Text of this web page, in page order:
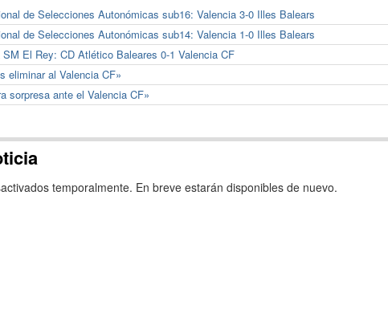
de Selecciones Autonómicas sub16: Valencia 3-0 Illes Balears
de Selecciones Autonómicas sub14: Valencia 1-0 Illes Balears
El Rey: CD Atlético Baleares 0-1 Valencia CF
eliminar al Valencia CF»
sorpresa ante el Valencia CF»
temporalmente. En breve estarán disponibles de nuevo.